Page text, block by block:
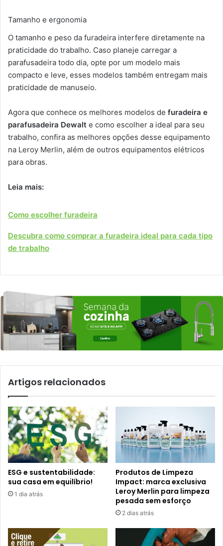
Tamanho e ergonomia
O tamanho e peso da furadeira interfere diretamente na
praticidade do trabalho. Caso planeje carregar a
parafusadeira todo dia, opte por um modelo mais
compacto e leve, esses modelos também entregam mais
praticidade de manuseio.
Agora que conhece os melhores modelos de furadeira e
parafusadeira Dewalt e como escolher a ideal para seu
trabalho, confira as melhores opções desse equipamento
na Leroy Merlin, além de outros equipamentos elétricos
para obras.
Leia mais:
Como escolher furadeira
Descubra como comprar a furadeira ideal para cada tipo
de trabalho
Artigos relacionados
ESG e sustentabilidade:
sua casa em equilíbrio!
1 dia atrás
Produtos de Limpeza
Impact: marca exclusiva
Leroy Merlin para limpeza
pesada sem esforço
2 dias atrás